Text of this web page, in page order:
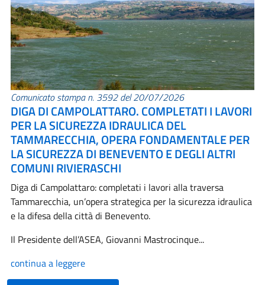
Comunicato stampa n. 3592 del 20/07/2026
DIGA DI CAMPOLATTARO. COMPLETATI I LAVORI
PER LA SICUREZZA IDRAULICA DEL
TAMMARECCHIA, OPERA FONDAMENTALE PER
LA SICUREZZA DI BENEVENTO E DEGLI ALTRI
COMUNI RIVIERASCHI
Diga di Campolattaro: completati i lavori alla traversa
Tammarecchia, un’opera strategica per la sicurezza idraulica
e la difesa della città di Benevento.
Il Presidente dell’ASEA, Giovanni Mastrocinque...
continua a leggere